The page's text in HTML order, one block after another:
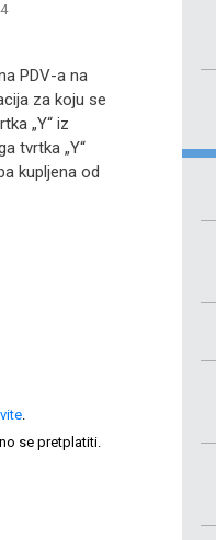
PDV-a na
za koju se
„Y“ iz
tvrtka „Y“
kupljena od
.
se pretplatiti.